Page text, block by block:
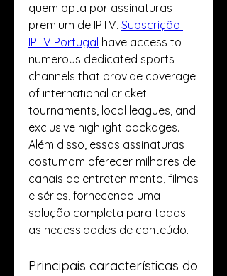
quem opta por assinaturas
premium de IPTV. Subscrição
IPTV Portugal have access to
numerous dedicated sports
channels that provide coverage
of international cricket
tournaments, local leagues, and
exclusive highlight packages.
Além disso, essas assinaturas
costumam oferecer milhares de
canais de entretenimento, filmes
e séries, fornecendo uma
solução completa para todas
as necessidades de conteúdo.
Principais características do